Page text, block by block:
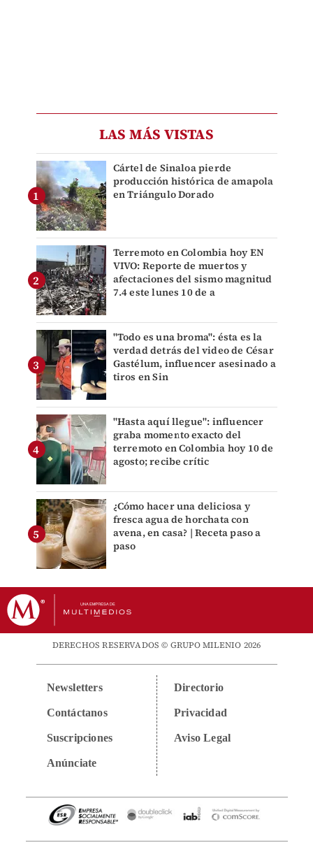
LAS MÁS VISTAS
Cártel de Sinaloa pierde
producción histórica de amapola
en Triángulo Dorado
Terremoto en Colombia hoy EN
VIVO: Reporte de muertos y
afectaciones del sismo magnitud
7.4 este lunes 10 de a
"Todo es una broma": ésta es la
verdad detrás del video de César
Gastélum, influencer asesinado a
tiros en Sin
"Hasta aquí llegue": influencer
graba momento exacto del
terremoto en Colombia hoy 10 de
agosto; recibe crític
¿Cómo hacer una deliciosa y
fresca agua de horchata con
avena, en casa? | Receta paso a
paso
DERECHOS RESERVADOS © GRUPO MILENIO 2026
Newsletters
Contáctanos
Suscripciones
Anúnciate
Directorio
Privacidad
Aviso Legal